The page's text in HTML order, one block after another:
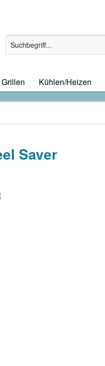
Grillen Kühlen/Heizen
Saver